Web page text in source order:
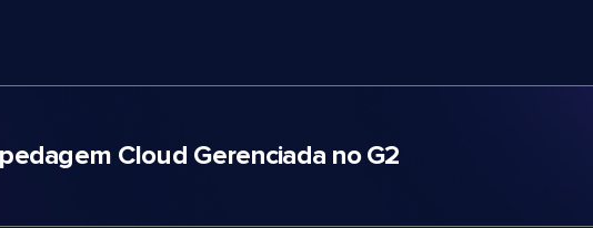
Cloud Gerenciada no G2